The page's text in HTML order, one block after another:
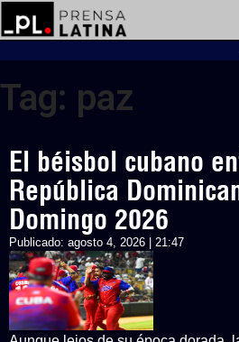
Tag: paz
El béisbol cubano
República
Domingo 2026
Publicado: agosto 4, 2026 | 21:47